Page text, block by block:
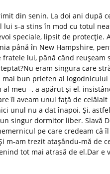
din senin. La doi ani după
s-a stins în mod cu totul
speciale, lipsit de protecție.
până în New Hampshire,
lui, până când reușeam
eram singura care
mai bun prieten al logodnicului
meu –, a apărut și el,
îl aveam unul față de celălalt
unul nu a dat înapoi. Și,
singur dormitor liber. Slavă
pe care credeam că
m-am trezit atașându-mă de
tot mai atrasă de el.Dar e